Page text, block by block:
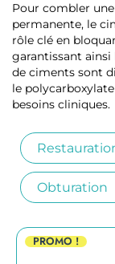
Pour combler
permanente, le
rôle clé en
garantissant
de ciments sont
le
besoins cliniques.
PROMO !